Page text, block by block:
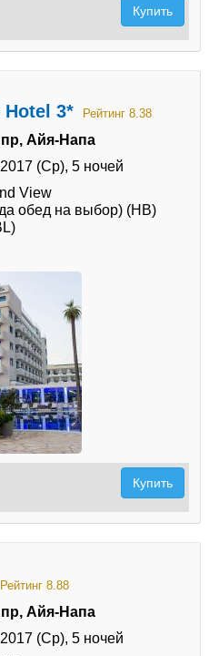
Купить
Hotel 3* Рейтинг 8.38
Айя-Напа
(Ср), 5 ночей
View
обед на выбор) (HB)
Купить
Рейтинг 8.88
Айя-Напа
(Ср), 5 ночей